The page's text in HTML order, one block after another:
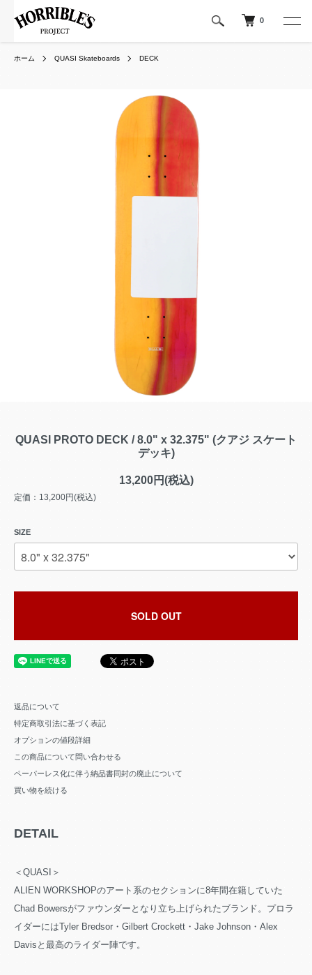
0
ホーム QUASI Skateboards DECK
QUASI PROTO DECK / 8.0" x 32.375" (クアジ スケート
デッキ)
13,200円(税込)
定価：13,200円(税込)
SIZE
SOLD OUT
返品について
特定商取引法に基づく表記
オプションの値段詳細
この商品について問い合わせる
ペーパーレス化に伴う納品書同封の廃止について
買い物を続ける
DETAIL
＜QUASI＞
ALIEN WORKSHOPのアート系のセクションに8年間在籍していた
Chad Bowersがファウンダーとなり立ち上げられたブランド。プロラ
イダーにはTyler Bredsor・Gilbert Crockett・Jake Johnson・Alex
Davisと最高のライダー陣です。